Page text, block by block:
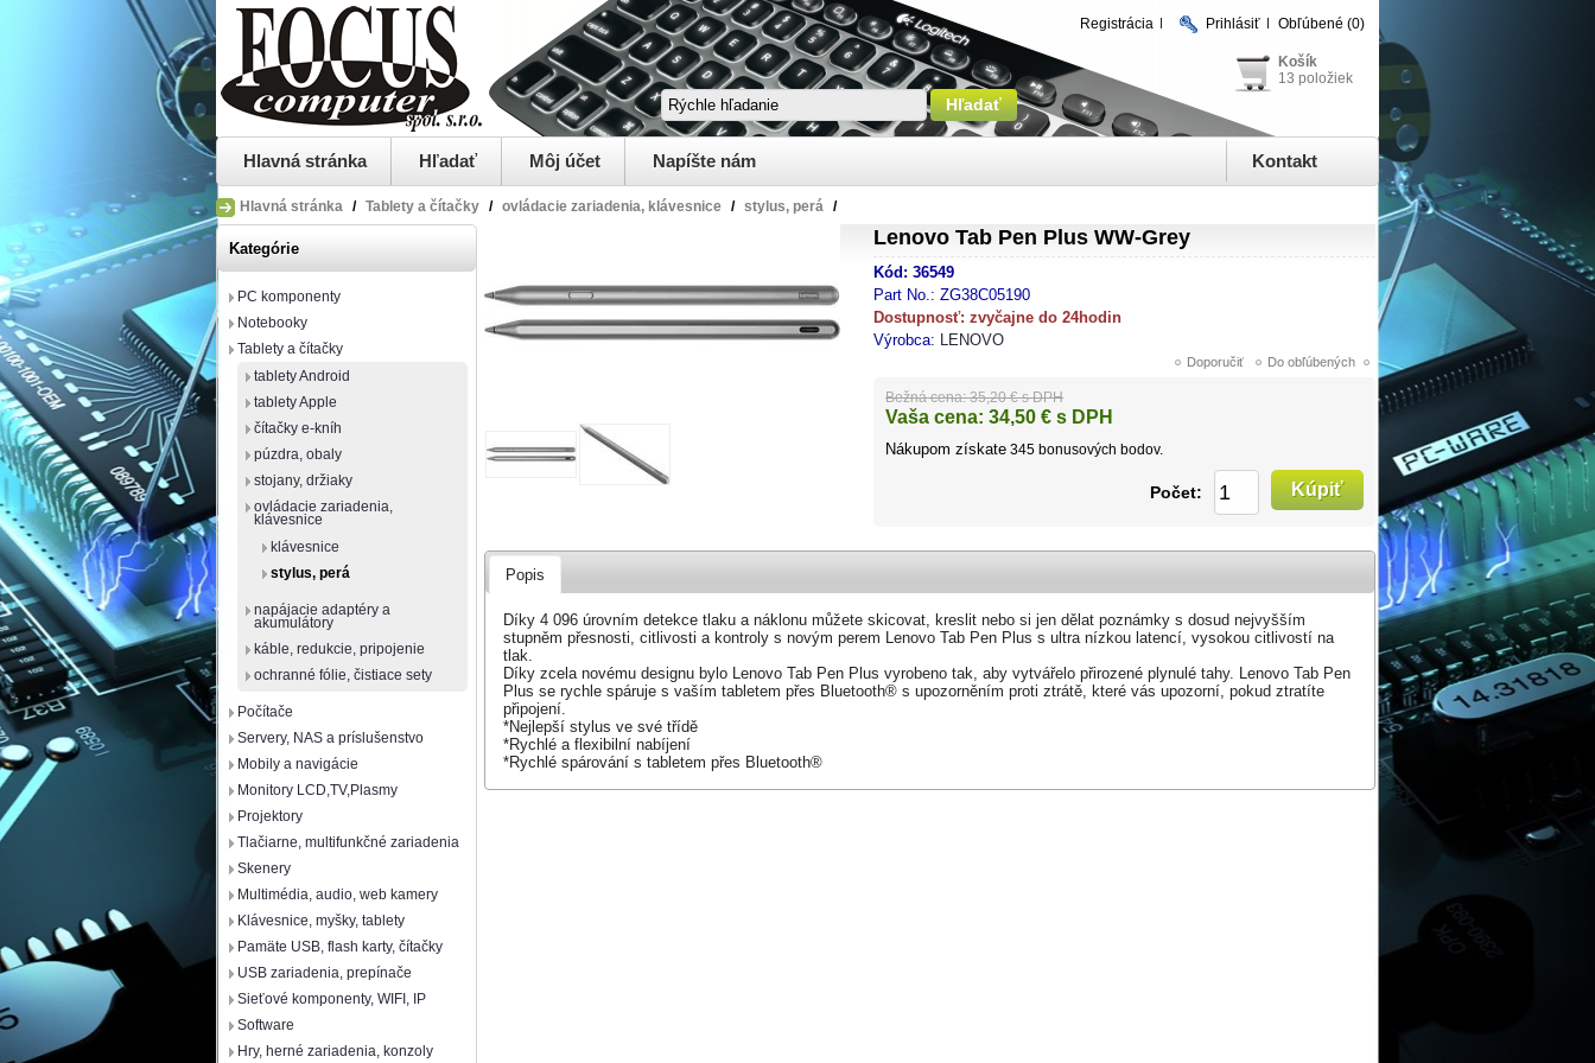
Registrácia Prihlásiť Obľúbené (0)
Košík
13 položiek
Hlavná stránka Hľadať Môj účet Napíšte nám Kontakt
Hlavná stránka / Tablety a čítačky / ovládacie zariadenia, klávesnice / stylus, perá /
Kategórie
PC komponenty
Notebooky
Tablety a čítačky
tablety Android
tablety Apple
čítačky e-kníh
púzdra, obaly
stojany, držiaky
ovládacie zariadenia,
klávesnice
klávesnice
stylus, perá
napájacie adaptéry a
akumulátory
káble, redukcie, pripojenie
ochranné fólie, čistiace sety
Počítače
Servery, NAS a príslušenstvo
Mobily a navigácie
Monitory LCD,TV,Plasmy
Projektory
Tlačiarne, multifunkčné zariadenia
Skenery
Multimédia, audio, web kamery
Klávesnice, myšky, tablety
Pamäte USB, flash karty, čítačky
USB zariadenia, prepínače
Sieťové komponenty, WIFI, IP
Software
Hry, herné zariadenia, konzoly
Lenovo Tab Pen Plus WW-Grey
Kód: 36549
Part No.: ZG38C05190
Dostupnosť: zvyčajne do 24hodin
Výrobca:
LENOVO
Bežná cena: 35,20 € s DPH
Vaša cena: 34,50 € s DPH
Nákupom získate 345 bonusových bodov.
Počet:
Popis
Díky 4 096 úrovním detekce tlaku a náklonu můžete skicovat, kreslit nebo si jen dělat poznámky s dosud nejvyšším
stupněm přesnosti, citlivosti a kontroly s novým perem Lenovo Tab Pen Plus s ultra nízkou latencí, vysokou citlivostí na
tlak.
Díky zcela novému designu bylo Lenovo Tab Pen Plus vyrobeno tak, aby vytvářelo přirozené plynulé tahy. Lenovo Tab Pen
Plus se rychle spáruje s vaším tabletem přes Bluetooth® s upozorněním proti ztrátě, které vás upozorní, pokud ztratíte
připojení.
*Nejlepší stylus ve své třídě
*Rychlé a flexibilní nabíjení
*Rychlé spárování s tabletem přes Bluetooth®